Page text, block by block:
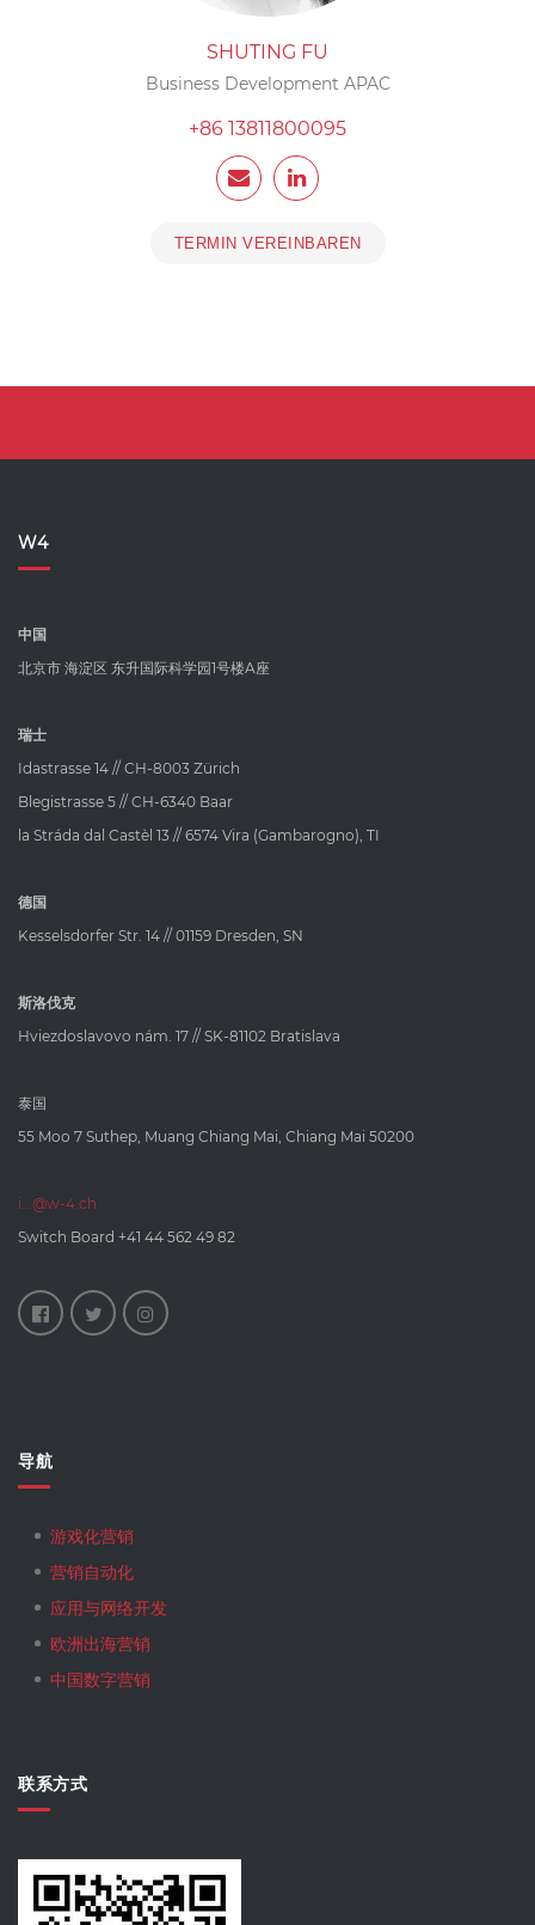
SHUTING FU
Business Development APAC
+86 13811800095
TERMIN VEREINBAREN
W4
中国
北京市 海淀区 东升国际科学园1号楼A座
瑞士
Idastrasse 14 // CH-8003 Zürich
Blegistrasse 5 // CH-6340 Baar
la Stráda dal Castèl 13 // 6574 Vira (Gambarogno), TI
德国
Kesselsdorfer Str. 14 // 01159 Dresden, SN
斯洛伐克
Hviezdoslavovo nám. 17 // SK-81102 Bratislava
泰国
55 Moo 7 Suthep, Muang Chiang Mai, Chiang Mai 50200
i...@w-4.ch
Switch Board +41 44 562 49 82
导航
游戏化营销
营销自动化
应用与网络开发
欧洲出海营销
中国数字营销
联系方式